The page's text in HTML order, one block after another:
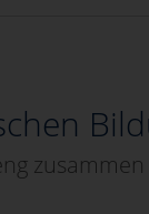
zusammen